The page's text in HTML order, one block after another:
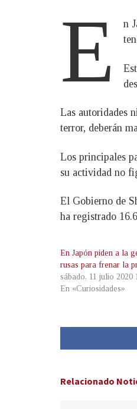
E
n
Las autoridades
terror, deberán
Los principales
su actividad no
El Gobierno de
ha registrado
En Japón piden a la
rusas para frenar la
sábado, 11 julio 2020
En «Curiosidades»
Relacionado